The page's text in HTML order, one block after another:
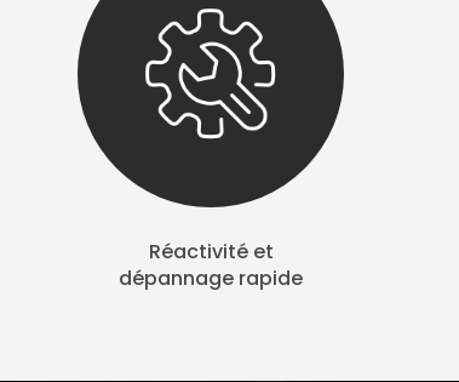
Réactivité et
dépannage rapide